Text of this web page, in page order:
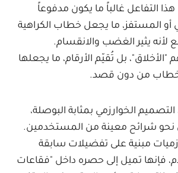
التفاعل غالباً ما يكون مدفوعاً
أو المستفز، ما يجعل خطاب الكراهية
يثير الغضب والانقسام.
"الأخلاق"، بل تُقيّم الأرقام، ما يجعلها
من دون قصد.
الخوارزمي بمثابة البوصلة،
نحو شرائح معينة من المستخدمين.
مبنية على تفضيلات سابقة
فإنها تميل إلى حصره داخل "فقاعات